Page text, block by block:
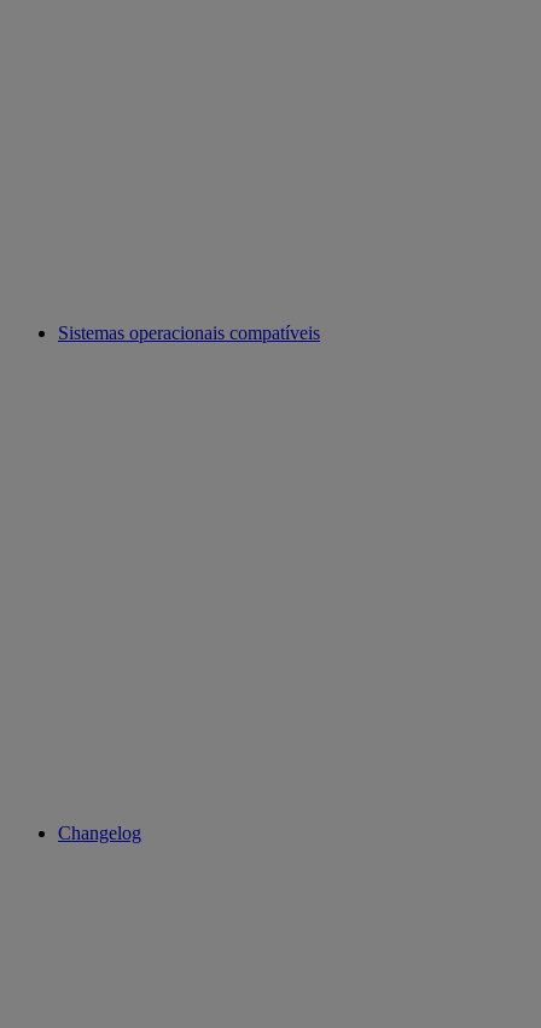
Sistemas operacionais compatíveis
Changelog